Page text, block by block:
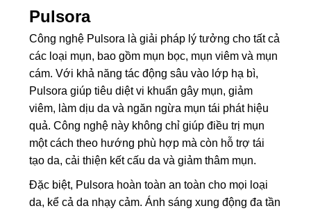
Pulsora
Công nghệ Pulsora là giải pháp lý tưởng cho tất cả
các loại mụn, bao gồm mụn bọc, mụn viêm và mụn
cám. Với khả năng tác động sâu vào lớp hạ bì,
Pulsora giúp tiêu diệt vi khuẩn gây mụn, giảm
viêm, làm dịu da và ngăn ngừa mụn tái phát hiệu
quả. Công nghệ này không chỉ giúp điều trị mụn
một cách theo hướng phù hợp mà còn hỗ trợ tái
tạo da, cải thiện kết cấu da và giảm thâm mụn.
Đặc biệt, Pulsora hoàn toàn an toàn cho mọi loại
da, kể cả da nhạy cảm. Ánh sáng xung động đa tần